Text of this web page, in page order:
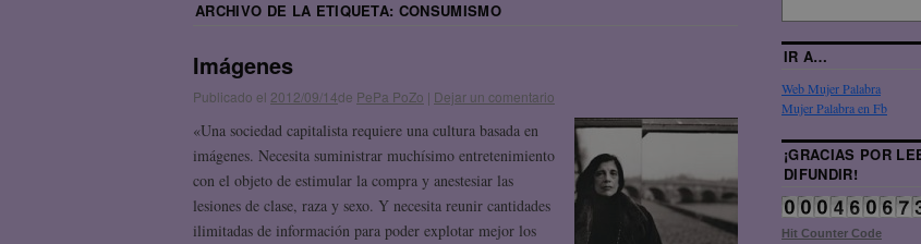
ARCHIVO DE LA ETIQUETA: CONSUMISMO
Imágenes
Publicado el 2012/09/14de PePa PoZo | Dejar un comentario
«Una sociedad capitalista requiere una cultura basada en
imágenes. Necesita suministrar muchísimo entretenimiento
con el objeto de estimular la compra y anestesiar las
lesiones de clase, raza y sexo. Y necesita reunir cantidades
ilimitadas de información para poder explotar mejor los
IR A…
Web Mujer Palabra
Mujer Palabra en Fb
¡GRACIAS POR
DIFUNDIR!
Hit Counter Code